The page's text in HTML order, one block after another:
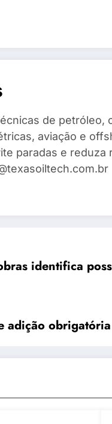
de
aviação e
paradas e
identifica